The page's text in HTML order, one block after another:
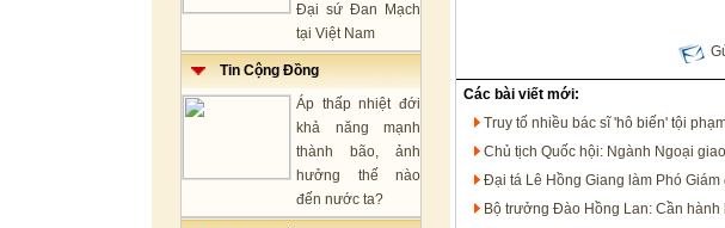
Đại sứ Đan Mạch
tại Việt Nam
Tin Cộng Đồng
Áp thấp nhiệt đới
khả năng mạnh
thành bão, ảnh
hưởng thế nào
đến nước ta?
Các bài viết mới:
Truy tố nhiều bác sĩ 'hô biến' tội
Chủ tịch Quốc hội: Ngành Ngoại
Đại tá Lê Hồng Giang làm Phó
Bộ trưởng Đào Hồng Lan: Cần